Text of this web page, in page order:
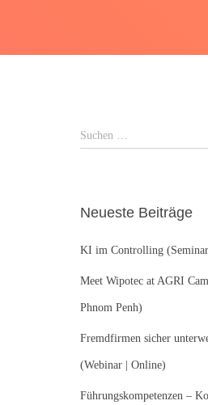
u
n
a
h
:
Suchen …
Neueste Beiträge
KI im Controlling
Meet Wipotec at AGRI
Phnom Penh)
Fremdfirmen sicher
(Webinar | Online)
Führungskompetenzen –